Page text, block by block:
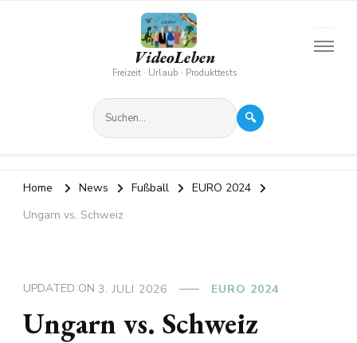
VideoLeben
Freizeit · Urlaub · Produkttests
🔍
Home News Fußball
EURO 2024
Ungarn vs. Schweiz
UPDATED ON 3. JULI 2026 EURO 2024
Ungarn vs. Schweiz